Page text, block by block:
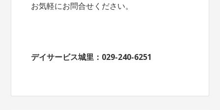
お気軽にお問合せください。
デイサービス城里：029-240-6251